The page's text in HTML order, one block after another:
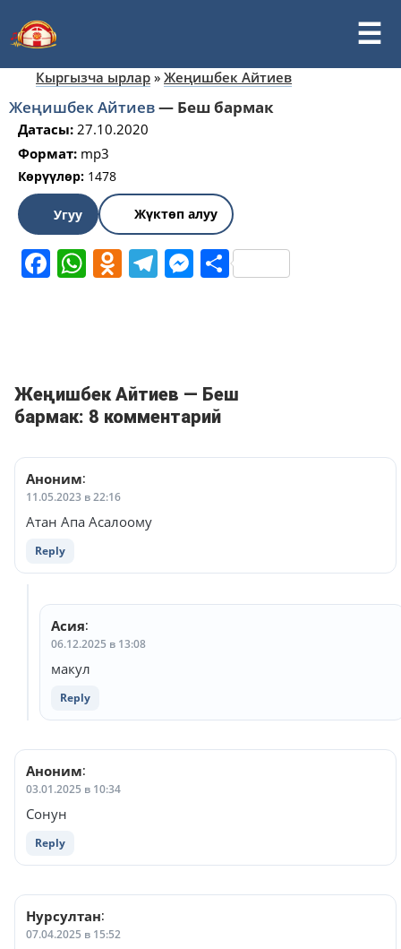
Кыргызча ырлар » Жеңишбек Айтиев
Жеңишбек Айтиев— Беш бармак
Датасы: 27.10.2020
Формат: mp3
Көрүүлөр: 1478
Угуу Жүктөп алуу
Facebook
WhatsApp
Odnoklassniki
Telegram
Messenger
Share
Жеңишбек Айтиев — Беш
бармак: 8 комментарий
Аноним:
11.05.2023 в 22:16
Атан Апа Асалоому
Reply
Асия:
06.12.2025 в 13:08
макул
Reply
Аноним:
03.01.2025 в 10:34
Сонун
Reply
Нурсултан:
07.04.2025 в 15:52